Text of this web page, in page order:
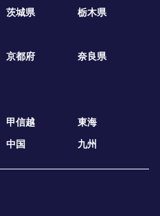
茨城県 栃木県
京都府
奈良県
甲信越
東海
中国 九州